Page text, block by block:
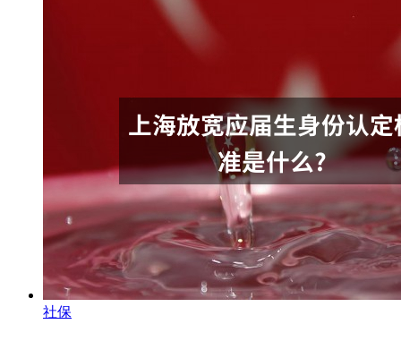
社保